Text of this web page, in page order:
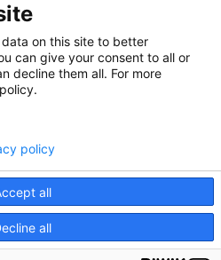
Wie die TuWas Stiftung
entstanden ist→
Datenschutz Kontakt
on this site to better
can give your consent to all or
decline them all. For more
all
all
policy